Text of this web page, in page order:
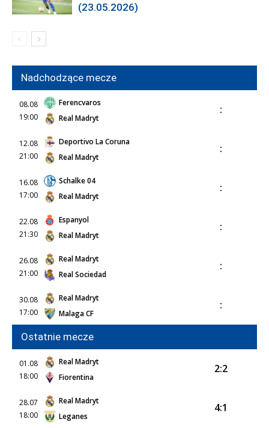
(23.05.2026)
Nadchodzące mecze
08.08
19:00
Ferencvaros
Real Madryt
:
12.08
21:00
Deportivo La Coruna
Real Madryt
:
16.08
17:00
Schalke 04
Real Madryt
:
22.08
21:30
Espanyol
Real Madryt
:
26.08
21:00
Real Madryt
Real Sociedad
:
30.08
17:00
Real Madryt
Malaga CF
:
Ostatnie mecze
01.08
18:00
Real Madryt
Fiorentina
2:2
28.07
18:00
Real Madryt
Leganes
4:1